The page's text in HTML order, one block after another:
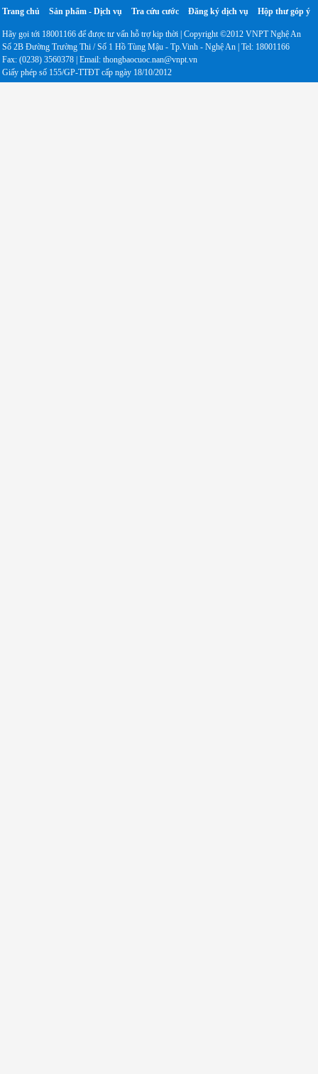
Trang chủ Sản phẩm - Dịch vụ Tra cứu cước Đăng ký dịch vụ Hộp thư góp ý
Hãy gọi tới 18001166 để được tư vấn hỗ trợ kịp thời | Copyright ©2012 VNPT Nghệ An
Số 2B Đường Trường Thi / Số 1 Hồ Tùng Mậu - Tp.Vinh - Nghệ An | Tel: 18001166
Fax: (0238) 3560378 | Email: thongbaocuoc.nan@vnpt.vn
Giấy phép số 155/GP-TTĐT cấp ngày 18/10/2012